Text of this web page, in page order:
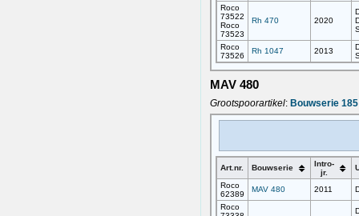
Roco
73522
Roco
73523
Rh 470 2020
Roco
73526
Rh 1047 2013
MAV 480
Grootspoorartikel: Bouwserie 185
Art.nr. Bouwserie
Intro-
jr.
Roco
62389
MAV 480 2011
Roco